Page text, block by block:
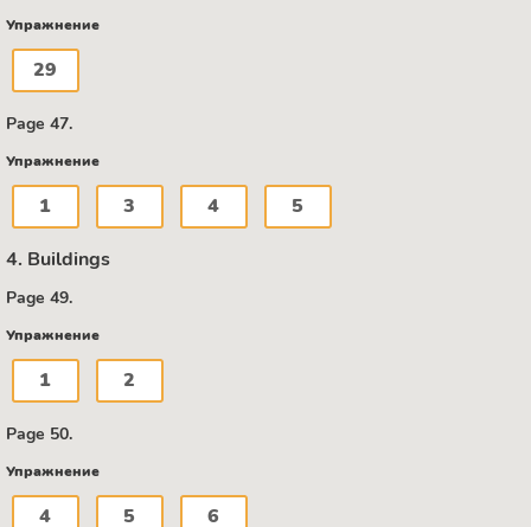
Упражнение
29
Page 47.
Упражнение
1 3 4 5
4. Buildings
Page 49.
Упражнение
1 2
Page 50.
Упражнение
4 5 6